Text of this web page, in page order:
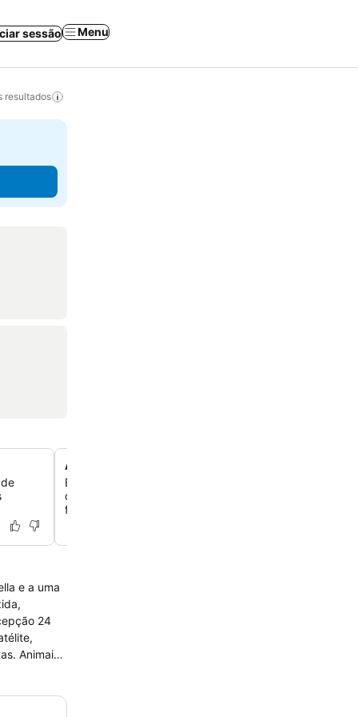
sessão Menu
resultados
Apartamentos espaçosos com vários cômodos
Experimente flexibilidade adicional em unidades de
dedicadas, equipadas com cozinhas compactas
famílias ou estadias prolongadas.
e a uma
24
Animais